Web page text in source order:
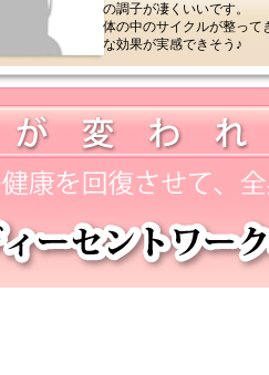
の調子が凄くいいです。
体の中のサイクルが整って
な効果が実感できそう♪